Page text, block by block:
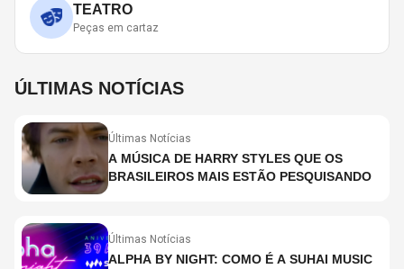
TEATRO
Peças em cartaz
ÚLTIMAS NOTÍCIAS
Últimas Notícias
A MÚSICA DE HARRY STYLES QUE OS
BRASILEIROS MAIS ESTÃO PESQUISANDO
Últimas Notícias
ALPHA BY NIGHT: COMO É A SUHAI MUSIC